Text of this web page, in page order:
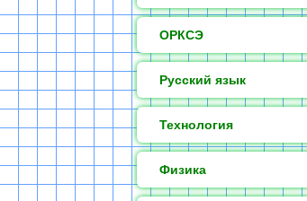
ОРКСЭ
Русский язык
Технология
Физика